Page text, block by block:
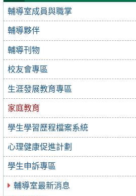
輔導室成員與職掌
輔導夥伴
輔導刊物
校友會專區
生涯發展教育專區
家庭教育
學生學習歷程檔案系統
心理健康促進計劃
學生申訴專區
輔導室最新消息